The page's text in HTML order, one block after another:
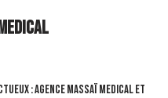
: Agence Massaï Medical et